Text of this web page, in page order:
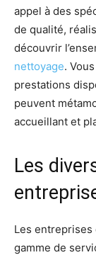
appel à des
de qualité,
découvrir
nettoyage.
prestations
peuvent
accueillant et
Les
Les entreprises
gamme de